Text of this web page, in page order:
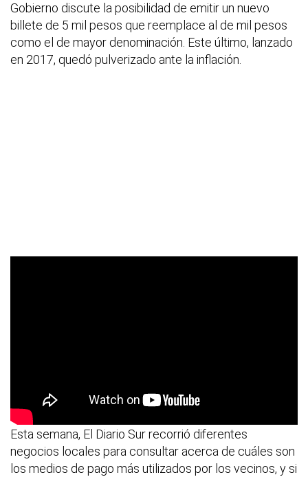
Gobierno discute la posibilidad de emitir un nuevo
billete de 5 mil pesos que reemplace al de mil pesos
como el de mayor denominación. Este último, lanzado
en 2017, quedó pulverizado ante la inflación.
Esta semana, El Diario Sur recorrió diferentes
negocios locales para consultar acerca de cuáles son
los medios de pago más utilizados por los vecinos, y si